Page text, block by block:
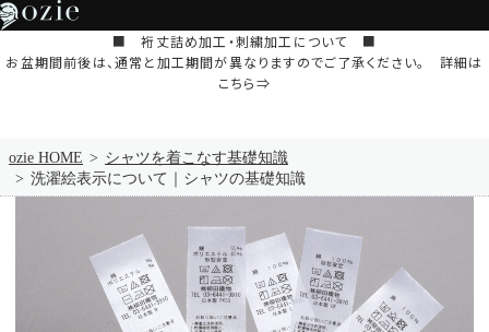
■ 裄丈詰め加工・刺繍加工について ■
お盆期間前後は、通常と加工期間が異なりますのでご了承ください。 詳細は
こちら⇒
ozie HOME
シャツを着こなす基礎知識
洗濯絵表示について｜シャツの基礎知識